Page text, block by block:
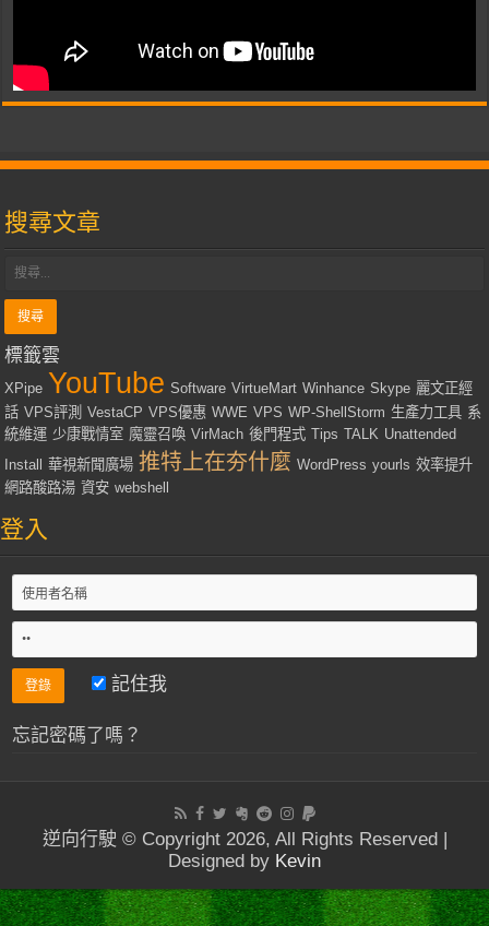
搜尋文章
標籤雲
XPipe YouTube Software VirtueMart Winhance Skype 麗文正經
話 VPS評測 VestaCP VPS優惠 WWE VPS WP-ShellStorm 生產力工具 系
統維運 少康戰情室 魔靈召喚 VirMach 後門程式 Tips TALK Unattended
Install
華視新聞廣場 推特上在夯什麼 WordPress yourls 效率提升
網路酸路湯 資安 webshell
登入
記住我
忘記密碼了嗎？
逆向行駛 © Copyright 2026, All Rights Reserved |
Designed by Kevin